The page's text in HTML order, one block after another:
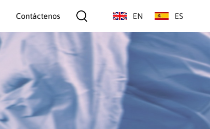
Contáctenos EN ES